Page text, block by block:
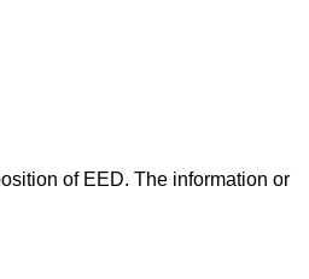
of EED. The information or